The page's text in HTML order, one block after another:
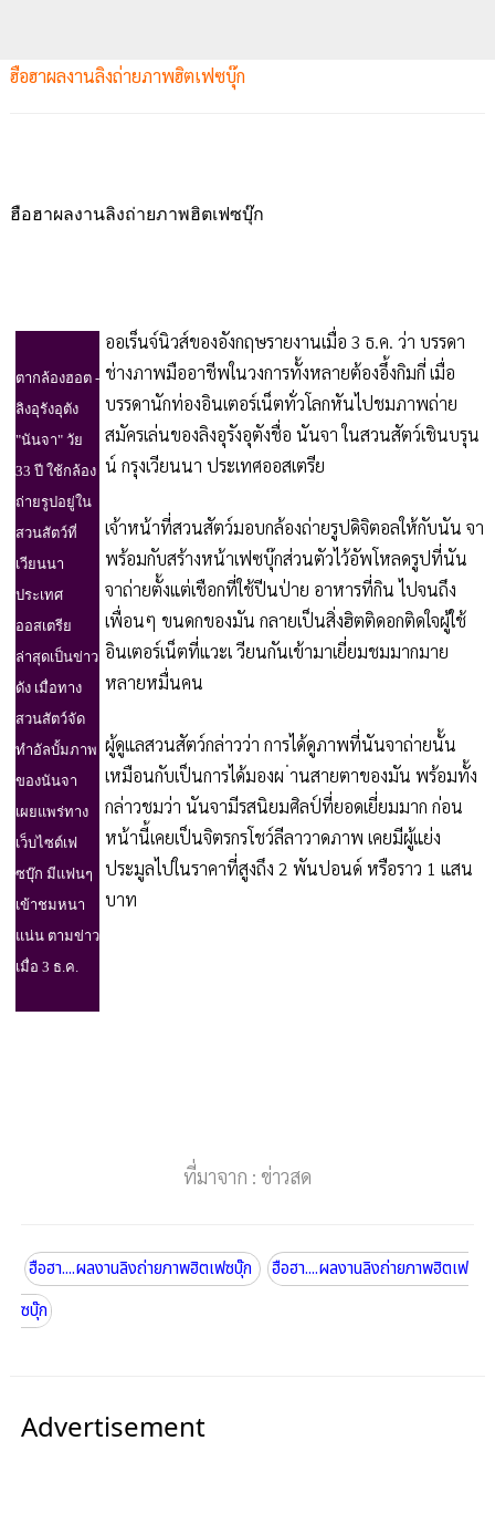
ฮือฮาผลงานลิงถ่ายภาพฮิตเฟซบุ๊ก
ฮือฮาผลงานลิงถ่ายภาพฮิตเฟซบุ๊ก
ตากล้องฮอต-
ลิงอุรังอุตัง
"นันจา" วัย
33 ปี ใช้กล้อง
ถ่ายรูปอยู่ใน
สวนสัตว์ที่
เวียนนา
ประเทศ
ออสเตรีย
ล่าสุดเป็นข่าว
ดัง เมื่อทาง
สวนสัตว์จัด
ทำอัลบั้มภาพ
ของนันจา
เผยแพร่ทาง
เว็บไซต์เฟ
ซบุ๊ก มีแฟนๆ
เข้าชมหนา
แน่น ตามข่าว
เมื่อ 3 ธ.ค.
ออเร็นจ์นิวส์ของอังกฤษรายงานเมื่อ 3 ธ.ค. ว่า บรรดา
ช่างภาพมืออาชีพในวงการทั้งหลายต้องอึ้งกิมกี่ เมื่อ
บรรดานักท่องอินเตอร์เน็ตทั่วโลกหันไปชมภาพถ่าย
สมัครเล่นของลิงอุรังอุตังชื่อ นันจา ในสวนสัตว์เชินบรุน
น์ กรุงเวียนนา ประเทศออสเตรีย
เจ้าหน้าที่สวนสัตว์มอบกล้องถ่ายรูปดิจิตอลให้กับนัน จา
พร้อมกับสร้างหน้าเฟซบุ๊กส่วนตัวไว้อัพโหลดรูปที่นัน
จาถ่ายตั้งแต่เชือกที่ใช้ปีนป่าย อาหารที่กิน ไปจนถึง
เพื่อนๆ ขนดกของมัน กลายเป็นสิ่งฮิตติดอกติดใจผู้ใช้
อินเตอร์เน็ตที่แวะเ วียนกันเข้ามาเยี่ยมชมมากมาย
หลายหมื่นคน
ผู้ดูแลสวนสัตว์กล่าวว่า การได้ดูภาพที่นันจาถ่ายนั้น
เหมือนกับเป็นการได้มองผ ่านสายตาของมัน พร้อมทั้ง
กล่าวชมว่า นันจามีรสนิยมศิลป์ที่ยอดเยี่ยมมาก ก่อน
หน้านี้เคยเป็นจิตรกรโชว์ลีลาวาดภาพ เคยมีผู้แย่ง
ประมูลไปในราคาที่สูงถึง 2 พันปอนด์ หรือราว 1 แสน
บาท
ที่มาจาก : ข่าวสด
ฮือฮา....ผลงานลิงถ่ายภาพฮิตเฟซบุ๊ก
ฮือฮา....ผลงานลิงถ่ายภาพฮิตเฟ
ซบุ๊ก
Advertisement